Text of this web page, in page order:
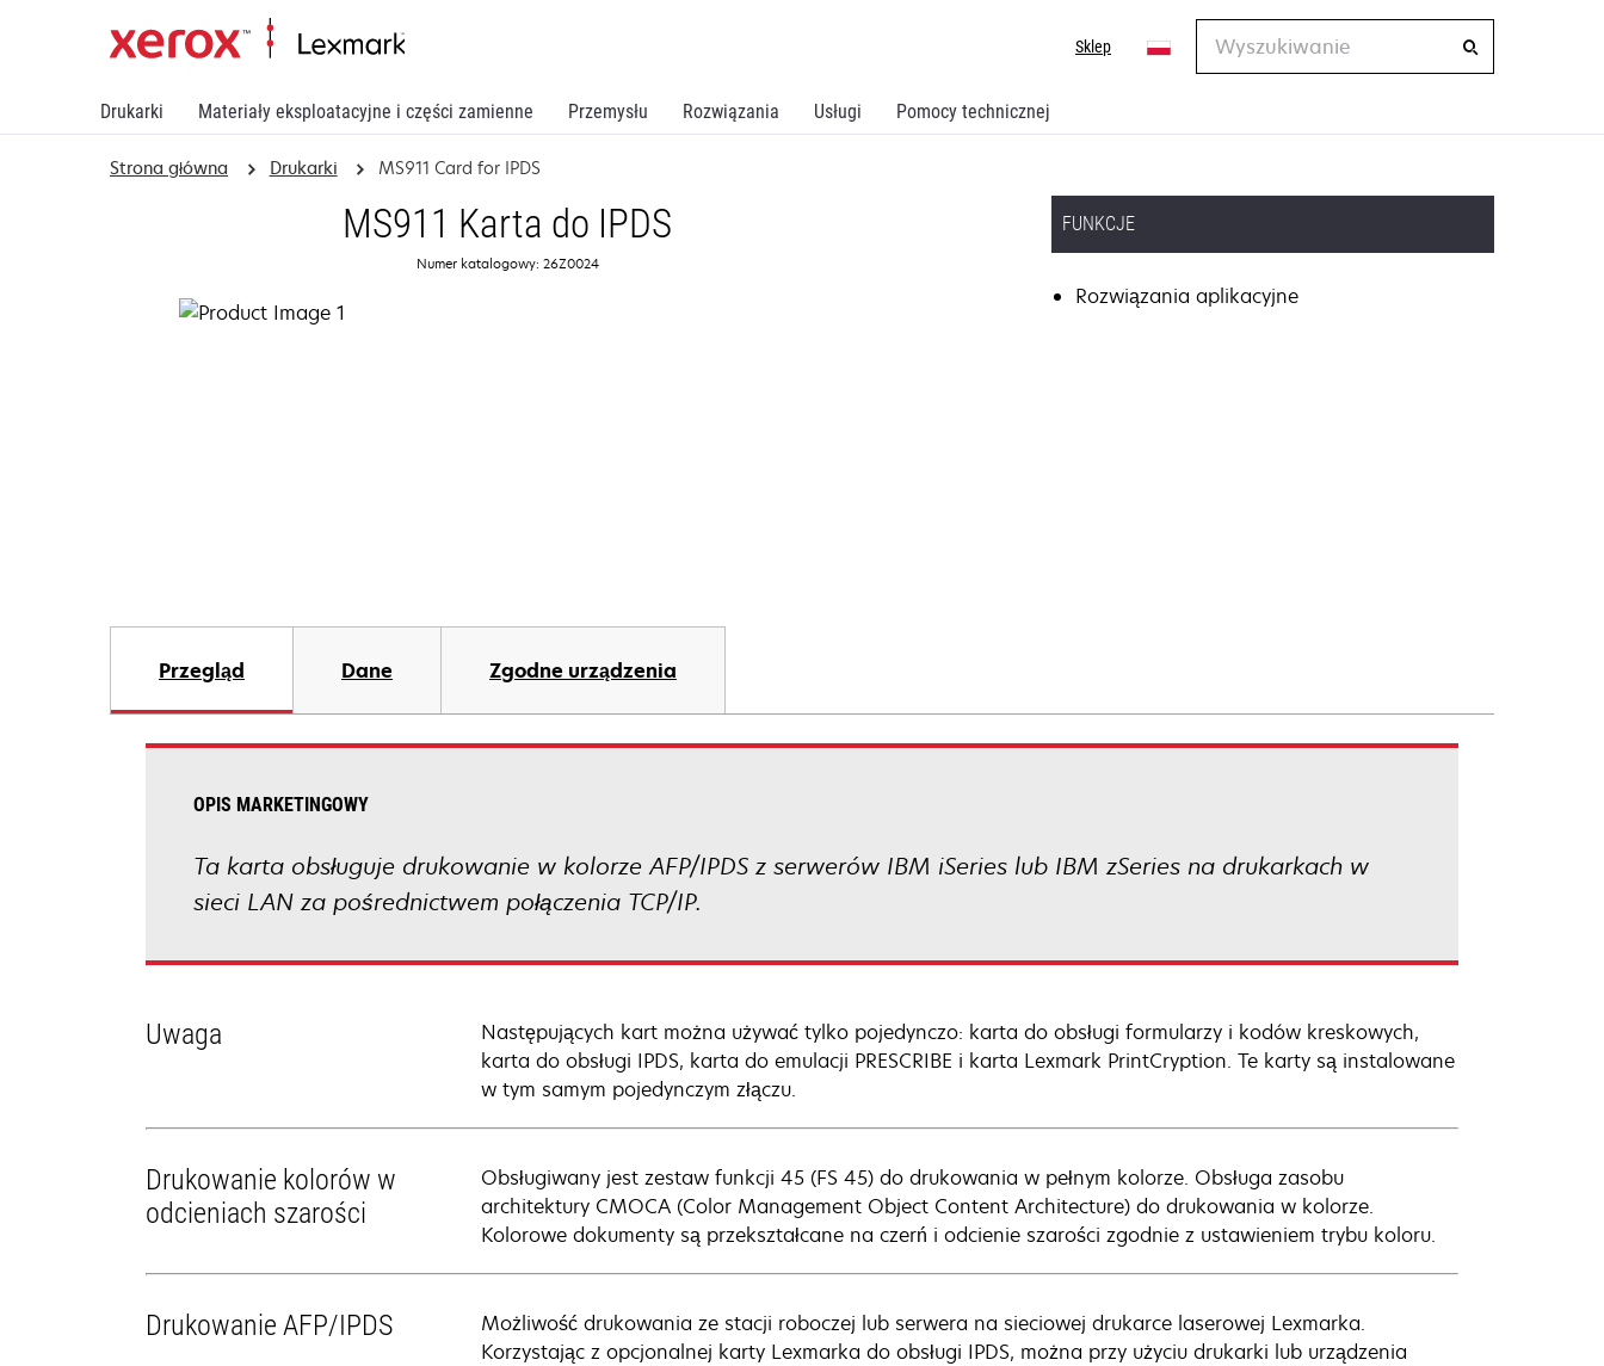
Drukarki Materiały eksploatacyjne i części zamienne Przemysłu Rozwiązania Usługi Pomocy technicznej
Sklep
Wyszukiwanie
Strona główna Drukarki MS911 Card for IPDS
MS911 Karta do IPDS
Numer katalogowy: 26Z0024
FUNKCJE
Rozwiązania aplikacyjne
Przegląd Dane Zgodne urządzenia
OPIS MARKETINGOWY
Ta karta obsługuje drukowanie w kolorze AFP/IPDS z serwerów IBM iSeries lub IBM zSeries na drukarkach w
sieci LAN za pośrednictwem połączenia TCP/IP.
Uwaga
Następujących kart można używać tylko pojedynczo: karta do obsługi formularzy i kodów kreskowych,
karta do obsługi IPDS, karta do emulacji PRESCRIBE i karta Lexmark PrintCryption. Te karty są instalowane
w tym samym pojedynczym złączu.
Drukowanie kolorów w
odcieniach szarości
Obsługiwany jest zestaw funkcji 45 (FS 45) do drukowania w pełnym kolorze. Obsługa zasobu
architektury CMOCA (Color Management Object Content Architecture) do drukowania w kolorze.
Kolorowe dokumenty są przekształcane na czerń i odcienie szarości zgodnie z ustawieniem trybu koloru.
Drukowanie AFP/IPDS
Możliwość drukowania ze stacji roboczej lub serwera na sieciowej drukarce laserowej Lexmarka.
Korzystając z opcjonalnej karty Lexmarka do obsługi IPDS, można przy użyciu drukarki lub urządzenia